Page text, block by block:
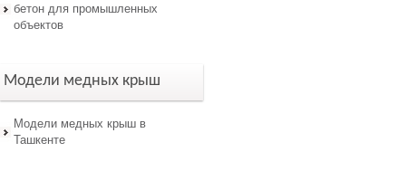
бетон для промышленных
объектов
Модели медных крыш
Модели медных крыш в
Ташкенте